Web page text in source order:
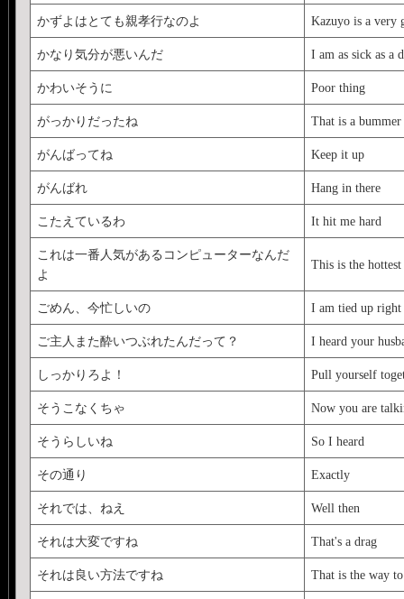
かずよはとても親孝行なのよ Kazuyo is a very
かなり気分が悪いんだ I am as sick as a
かわいそうに Poor thing
がっかりだったね That is a bummer
がんばってね Keep it up
がんばれ Hang in there
こたえているわ It hit me hard
これは一番人気があるコンピューターなんだ
よ
This is the
ごめん、今忙しいの I am tied up right
ご主人また酔いつぶれたんだって？ I heard your
しっかりろよ！ Pull yourself
そうこなくちゃ Now you are
そうらしいね So I heard
その通り Exactly
それでは、ねえ Well then
それは大変ですね That's a drag
それは良い方法ですね That is the way